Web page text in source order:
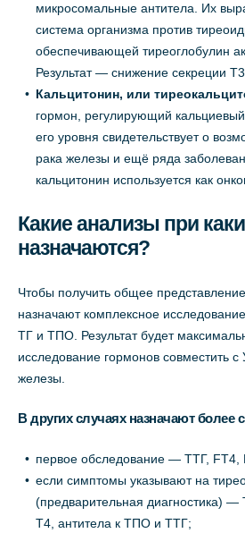
микросомальные антитела. Их
система организма против
обеспечивающей тиреоглобулин
Результат — снижение секреции
Кальцитонин, или
гормон, регулирующий
его уровня свидетельствует о
рака железы и ещё ряда
кальцитонин используется как
Какие анализы при
назначаются?
Чтобы получить общее
назначают комплексное
ТГ и ТПО. Результат будет
исследование гормонов совместить
железы.
В других случаях назначают более
первое обследование — TTГ, FТ4,
если симптомы указывают на
(предварительная диагностика)
Т4, антитела к ТПО и ТТГ;